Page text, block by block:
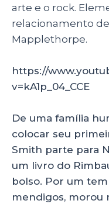
arte e o rock.
relacionamento
Mapplethorpe.
https://
v=kA1p_04_CCE
De uma família
colocar seu
Smith parte para
um livro do
bolso. Por um
mendigos, morou